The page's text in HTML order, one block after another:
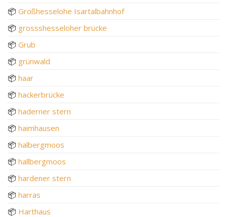
📦 Großhesselohe Isartalbahnhof
📦 grossshesseloher brücke
📦 Grub
📦 grünwald
📦 haar
📦 hackerbrücke
📦 haderner stern
📦 haimhausen
📦 halbergmoos
📦 hallbergmoos
📦 hardener stern
📦 harras
📦 Harthaus